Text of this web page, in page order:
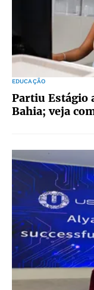
EDUCAÇÃO
Partiu Estágio
Bahia; veja